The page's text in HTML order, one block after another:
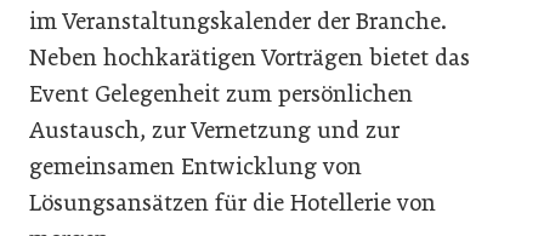
im Veranstaltungskalender der Branche.
Neben hochkarätigen Vorträgen bietet das
Event Gelegenheit zum persönlichen
Austausch, zur Vernetzung und zur
gemeinsamen Entwicklung von
Lösungsansätzen für die Hotellerie von